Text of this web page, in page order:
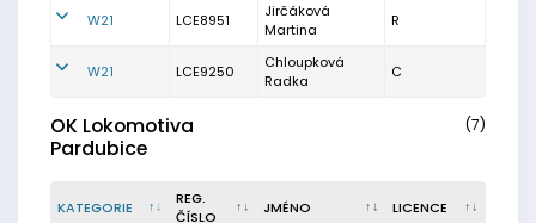
W21 LCE8951
Jirčáková
Martina
R
W21 LCE9250
Chloupková
Radka
C
OK Lokomotiva
Pardubice
(7)
KATEGORIE
REG.
ČÍSLO
JMÉNO LICENCE